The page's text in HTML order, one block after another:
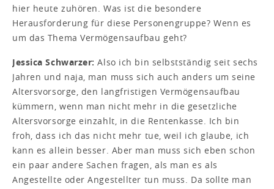
hier heute zuhören. Was ist die besondere
Herausforderung für diese Personengruppe? Wenn es
um das Thema Vermögensaufbau geht?
Jessica Schwarzer: Also ich bin selbstständig seit sechs
Jahren und naja, man muss sich auch anders um seine
Altersvorsorge, den langfristigen Vermögensaufbau
kümmern, wenn man nicht mehr in die gesetzliche
Altersvorsorge einzahlt, in die Rentenkasse. Ich bin
froh, dass ich das nicht mehr tue, weil ich glaube, ich
kann es allein besser. Aber man muss sich eben schon
ein paar andere Sachen fragen, als man es als
Angestellte oder Angestellter tun muss. Da sollte man